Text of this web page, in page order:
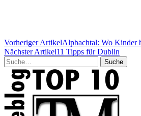
Vorheriger ArtikelAlpbachtal: Wo Kinder
Nächster Artikel11 Tipps für Dublin
Suche